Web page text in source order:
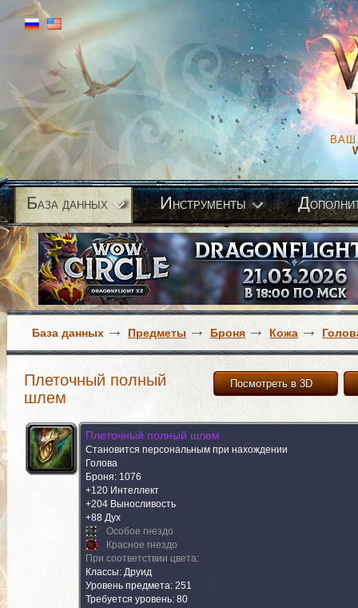
ВАШ
База данных Инструменты Д
База данных Предметы Броня Кожа
Посмотреть в 3D
Плеточный полный
шлем
Плеточный полный шлем
Становится персональным при нахождении
Голова
Броня: 1076
+120 Интеллект
+204 Выносливость
+88 Дух
Особое гнездо
Красное гнездо
При соответствии цвета:
Классы: Друид
Уровень предмета: 251
Требуется уровень: 80